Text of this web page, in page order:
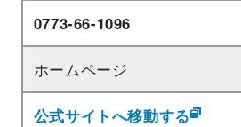
0773-66-1096
ホームページ
公式サイトへ移動する